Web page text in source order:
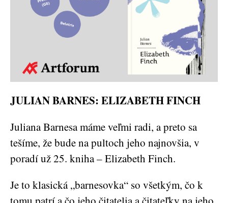
JULIAN BARNES: ELIZABETH FINCH
Juliana Barnesa máme veľmi radi, a preto sa
tešíme, že bude na pultoch jeho najnovšia, v
poradí už 25. kniha – Elizabeth Finch.
Je to klasická „barnesovka“ so všetkým, čo k